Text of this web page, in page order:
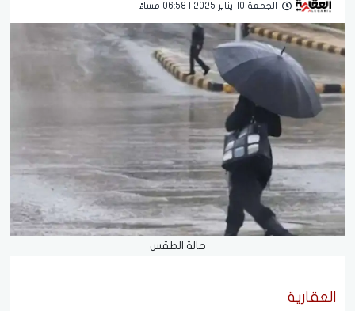
الجمعة 10 يناير 2025 | 06:58 مساءً
حالة الطقس
العقارية